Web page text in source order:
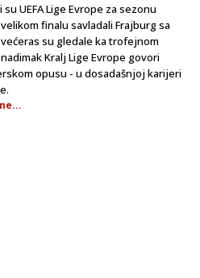
UEFA Lige Evrope za sezonu
finalu savladali Frajburg sa
su gledale ka trofejnom
Kralj Lige Evrope govori
opusu - u dosadašnjoj karijeri